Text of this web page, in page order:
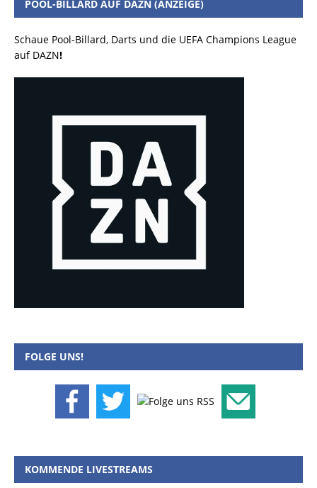
POOL-BILLARD AUF DAZN (ANZEIGE)
Schaue Pool-Billard, Darts und die UEFA Champions League
auf DAZN!
FOLGE UNS!
KOMMENDE LIVESTREAMS